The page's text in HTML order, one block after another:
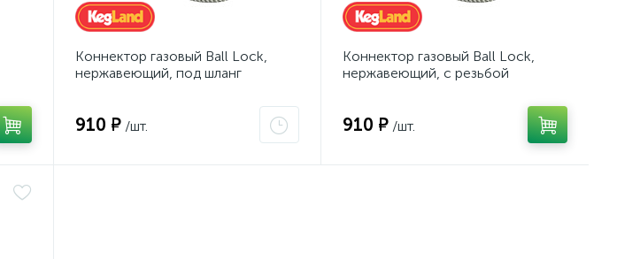
Коннектор газовый Ball Lock,
нержавеющий, под шланг
910 ₽ /шт.
Коннектор газовый Ball Lock,
нержавеющий, с резьбой
910 ₽ /шт.